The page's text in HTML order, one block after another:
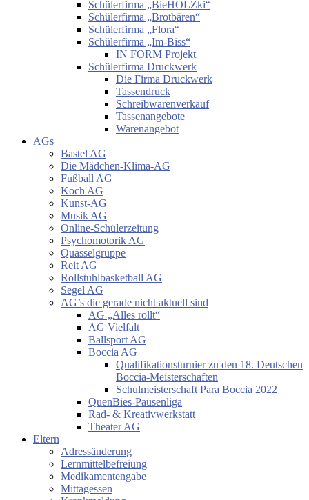
Schülerfirma „BieHOLZki“
Schülerfirma „Brotbären“
Schülerfirma „Flora“
Schülerfirma „Im-Biss“
IN FORM Projekt
Schülerfirma Druckwerk
Die Firma Druckwerk
Tassendruck
Schreibwarenverkauf
Tassenangebote
Warenangebot
AGs
Bastel AG
Die Mädchen-Klima-AG
Fußball AG
Koch AG
Kunst-AG
Musik AG
Online-Schülerzeitung
Psychomotorik AG
Quasselgruppe
Reit AG
Rollstuhlbasketball AG
Segel AG
AG’s die gerade nicht aktuell sind
AG „Alles rollt“
AG Vielfalt
Ballsport AG
Boccia AG
Qualifikationsturnier zu den 18. Deutschen
Boccia-Meisterschaften
Schulmeisterschaft Para Boccia 2022
QuenBies-Pausenliga
Rad- & Kreativwerkstatt
Theater AG
Eltern
Adressänderung
Lernmittelbefreiung
Medikamentengabe
Mittagessen